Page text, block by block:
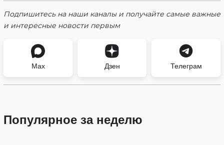
Подпишитесь на наши каналы и получайте самые важные
и интересные новости первым
Max Дзен Телеграм
Популярное за неделю